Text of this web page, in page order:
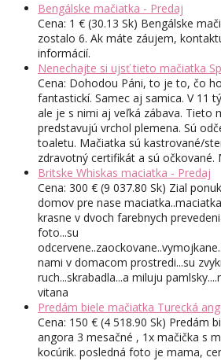
Bengálske mačiatka - Predaj
Cena: 1 € (30.13 Sk) Bengálske
zostalo 6. Ak máte záujem,
informácií.
Nenechajte si ujsť tieto mačiatka
Cena: Dohodou Páni, to je to, čo
fantastickí. Samec aj samica. V 11
ale je s nimi aj veľká zábava. Tieto
predstavujú vrchol plemena. Sú
toaletu. Mačiatka sú kastrované/
zdravotný certifikát a sú
Britske Whiskas maciatka - Predaj
Cena: 300 € (9 037.80 Sk) Zial
domov pre nase
krasne v dvoch farebnych
foto...su
nami v domacom prostredi...su
ruch...skrabadla...a miluju
vitana
Predám biele mačiatka Turecká
Cena: 150 € (4 518.90 Sk) Predám
angora 3 mesačné , 1x mačička s
kocúrik. posledná foto je mama,